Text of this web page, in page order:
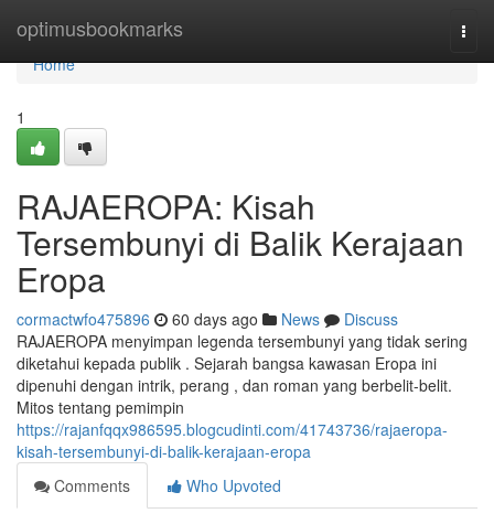
optimusbookmarks
Home
Home
1
RAJAEROPA: Kisah
Tersembunyi di Balik Kerajaan
Eropa
cormactwfo475896 60 days ago News
Discuss
RAJAEROPA menyimpan legenda tersembunyi yang tidak sering
diketahui kepada publik . Sejarah bangsa kawasan Eropa ini
dipenuhi dengan intrik, perang , dan roman yang berbelit-belit.
Mitos tentang pemimpin
https://rajanfqqx986595.blogcudinti.com/41743736/rajaeropa-
kisah-tersembunyi-di-balik-kerajaan-eropa
Comments
Who Upvoted